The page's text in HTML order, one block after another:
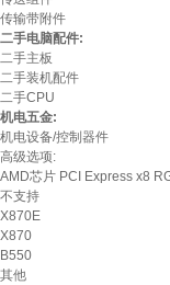
传输带附件
二手电脑配件:
二手主板
二手装机配件
二手CPU
机电五金:
机电设备/控制器件
高级选项:
AMD芯片 PCI Express x8
不支持
X870E
X870
B550
其他